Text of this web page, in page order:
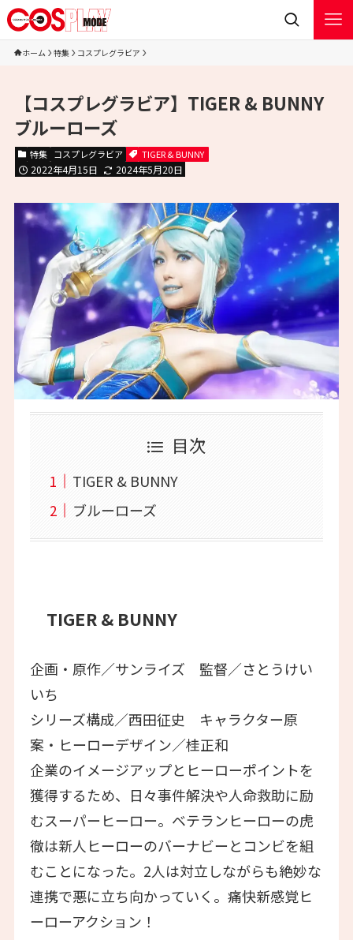
ホーム 特集 コスプレグラビア
【コスプレグラビア】TIGER & BUNNY
ブルーローズ
特集 コスプレグラビア TIGER & BUNNY
2022年4月15日 2024年5月20日
目次
TIGER & BUNNY
ブルーローズ
TIGER & BUNNY
企画・原作／サンライズ 監督／さとうけい
いち
シリーズ構成／西田征史 キャラクター原
案・ヒーローデザイン／桂正和
企業のイメージアップとヒーローポイントを
獲得するため、日々事件解決や人命救助に励
むスーパーヒーロー。ベテランヒーローの虎
徹は新人ヒーローのバーナビーとコンビを組
むことになった。2人は対立しながらも絶妙な
連携で悪に立ち向かっていく。痛快新感覚ヒ
ーローアクション！